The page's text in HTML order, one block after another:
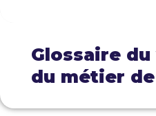
Glossaire
du métier